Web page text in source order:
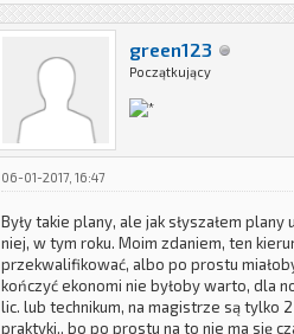
green123
Początkujący
06-01-2017, 16:47
Były takie plany, ale jak słyszałem
niej, w tym roku. Moim zdaniem, ten
przekwalifikować, albo po prostu
kończyć ekonomi nie byłoby warto, dla
lic. lub technikum, na magistrze są tylko
praktyki,, bo po prostu na to nie ma się